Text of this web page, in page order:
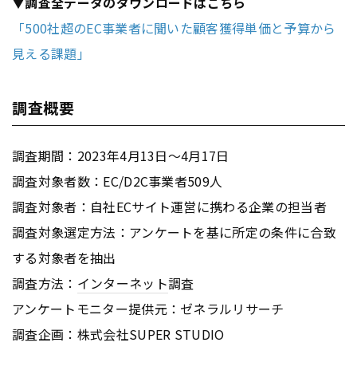
「500社超のEC事業者に聞いた顧客獲得単価と予算から
見える課題」
調査概要
調査期間：2023年4月13日～4月17日
調査対象者数：EC/D2C事業者509人
調査対象者：自社ECサイト運営に携わる企業の担当者
調査対象選定方法：アンケートを基に所定の条件に合致
する対象者を抽出
調査方法： インターネット調査
アンケートモニター提供元：ゼネラルリサーチ
調査企画：株式会社SUPER STUDIO